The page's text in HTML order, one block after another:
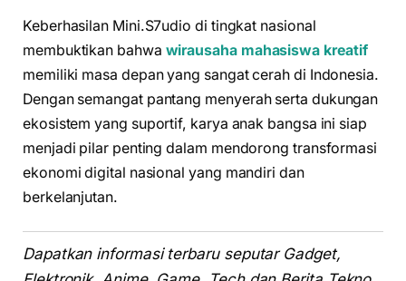
Keberhasilan Mini.S7udio di tingkat nasional
membuktikan bahwa wirausaha mahasiswa kreatif
memiliki masa depan yang sangat cerah di Indonesia.
Dengan semangat pantang menyerah serta dukungan
ekosistem yang suportif, karya anak bangsa ini siap
menjadi pilar penting dalam mendorong transformasi
ekonomi digital nasional yang mandiri dan
berkelanjutan.
Dapatkan informasi terbaru seputar Gadget,